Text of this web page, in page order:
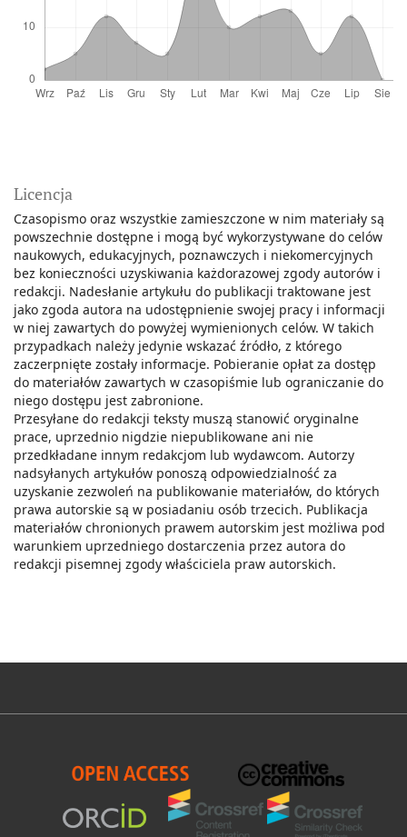
Licencja
Czasopismo oraz wszystkie zamieszczone w nim materiały są
powszechnie dostępne i mogą być wykorzystywane do celów
naukowych, edukacyjnych, poznawczych i niekomercyjnych
bez konieczności uzyskiwania każdorazowej zgody autorów i
redakcji. Nadesłanie artykułu do publikacji traktowane jest
jako zgoda autora na udostępnienie swojej pracy i informacji
w niej zawartych do powyżej wymienionych celów. W takich
przypadkach należy jedynie wskazać źródło, z którego
zaczerpnięte zostały informacje. Pobieranie opłat za dostęp
do materiałów zawartych w czasopiśmie lub ograniczanie do
niego dostępu jest zabronione.
Przesyłane do redakcji teksty muszą stanowić oryginalne
prace, uprzednio nigdzie niepublikowane ani nie
przedkładane innym redakcjom lub wydawcom. Autorzy
nadsyłanych artykułów ponoszą odpowiedzialność za
uzyskanie zezwoleń na publikowanie materiałów, do których
prawa autorskie są w posiadaniu osób trzecich. Publikacja
materiałów chronionych prawem autorskim jest możliwa pod
warunkiem uprzedniego dostarczenia przez autora do
redakcji pisemnej zgody właściciela praw autorskich.